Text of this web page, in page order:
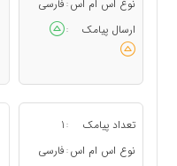
نوع اس ام اس : فارسی
ارسال پیامک
:
تعداد پیامک :
1
نوع اس ام اس : فارسی